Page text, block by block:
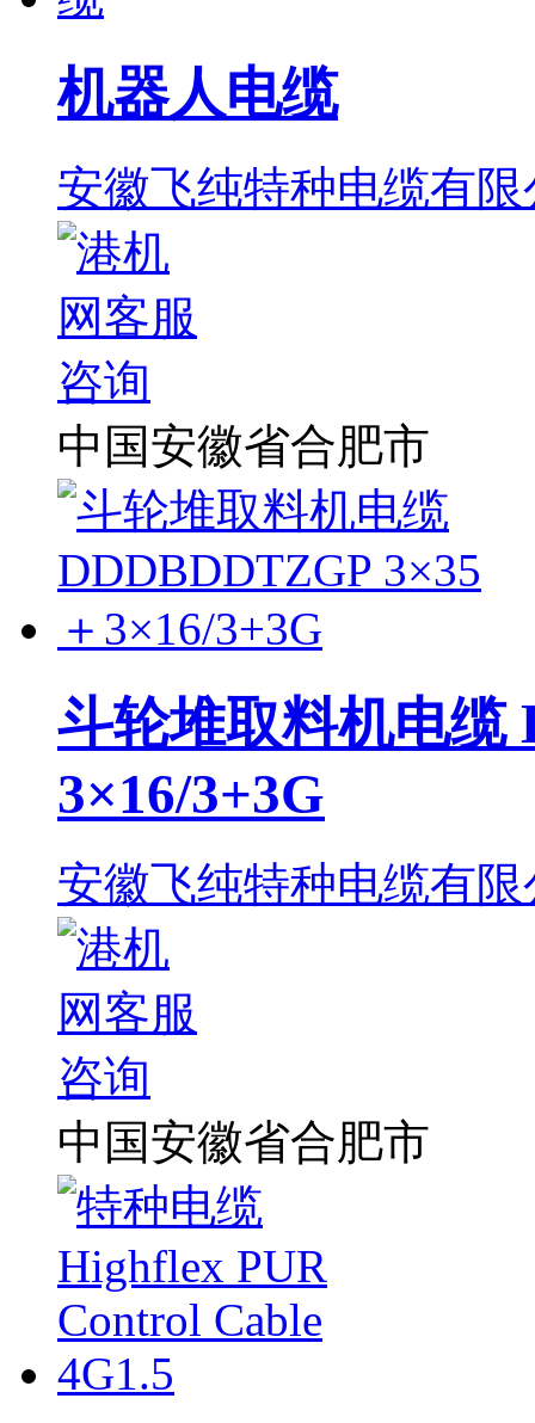
机器人电缆
安徽飞纯特种电缆有限
中国安徽省合肥市
斗轮堆取料机电缆
3×16/3+3G
安徽飞纯特种电缆有限
中国安徽省合肥市